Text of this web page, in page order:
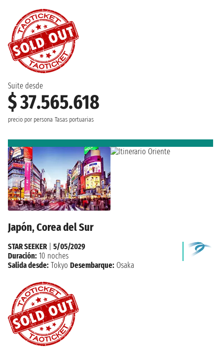
Suite desde
$ 37.565.618
precio por persona Tasas portuarias
Japón, Corea del Sur
STAR SEEKER| 5/05/2029
Duración: 10 noches
Salida desde: Tokyo Desembarque: Osaka